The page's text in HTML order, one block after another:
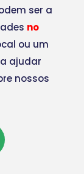
ser a
no
ou um
ajudar
nossos